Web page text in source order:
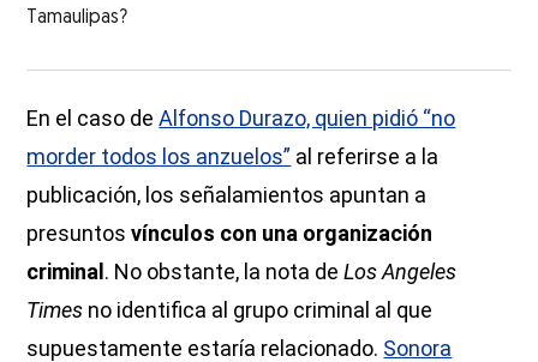
Tamaulipas?
En el caso deAlfonso Durazo, quien pidió “no
morder todos los anzuelos” al referirse a la
publicación, los señalamientos apuntan a
presuntosvínculos con una organización
criminal. No obstante, la nota de Los Angeles
Times no identifica al grupo criminal al que
supuestamente estaría relacionado. Sonora